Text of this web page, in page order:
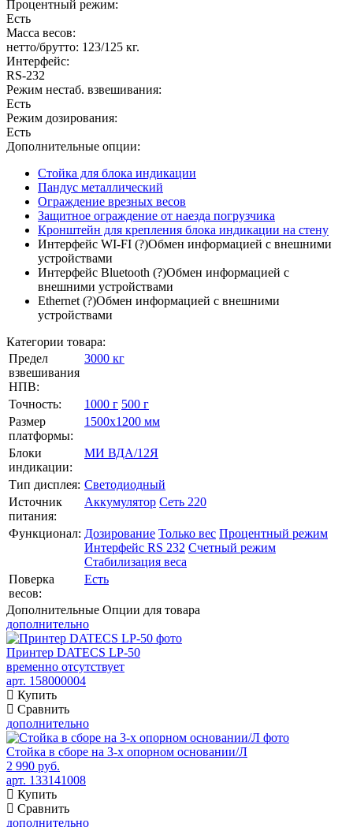
Процентный режим:
Есть
Масса весов:
нетто/брутто: 123/125 кг.
Интерфейс:
RS-232
Режим нестаб. взвешивания:
Есть
Режим дозирования:
Есть
Дополнительные опции:
Стойка для блока индикации
Пандус металлический
Ограждение врезных весов
Защитное ограждение от наезда погрузчика
Кронштейн для крепления блока индикации на стену
Интерфейс WI-FI (?)Обмен информацией с внешними
устройствами
Интерфейс Bluetooth (?)Обмен информацией с
внешними устройствами
Ethernet (?)Обмен информацией с внешними
устройствами
Категории товара:
Предел
взвешивания
НПВ:
3000 кг
Точность: 1000 г 500 г
Размер
платформы:
1500х1200 мм
Блоки
индикации:
МИ ВДА/12Я
Тип дисплея: Светодиодный
Источник
питания:
Аккумулятор Сеть 220
Функционал: Дозирование Только вес Процентный режим
Интерфейс RS 232 Счетный режим
Стабилизация веса
Поверка
весов:
Есть
Дополнительные Опции для товара
дополнительно
Принтер DATECS LP-50
временно отсутствует
арт. 158000004
Купить
Сравнить
дополнительно
Стойка в сборе на 3-х опорном основании/Л
2 990 руб.
арт. 133141008
Купить
Сравнить
дополнительно